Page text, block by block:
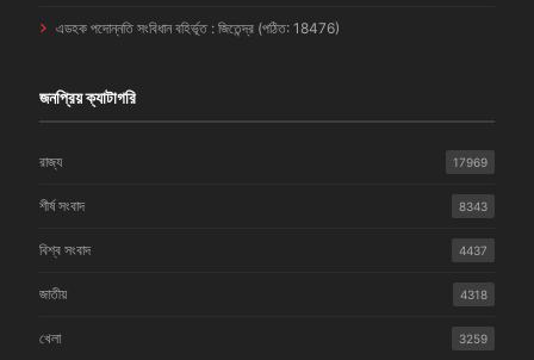
এডহক পদোন্নতি সংবিধান বহির্ভূত : জিতেন্দ্র (পঠিত: 18476)
জনপ্রিয় ক্যাটাগরি
রাজ্য 17969
শীর্ষ সংবাদ 8343
বিশ্ব সংবাদ 4437
জাতীয় 4318
খেলা 3259